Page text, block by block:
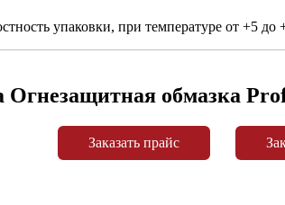
упаковки, при температуре от +5 до
Огнезащитная обмазка
Заказать прайс